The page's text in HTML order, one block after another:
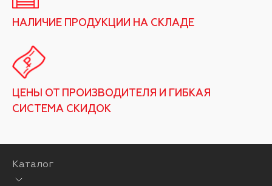
НАЛИЧИЕ ПРОДУКЦИИ НА СКЛАДЕ
ЦЕНЫ ОТ ПРОИЗВОДИТЕЛЯ И ГИБКАЯ
СИСТЕМА СКИДОК
Каталог